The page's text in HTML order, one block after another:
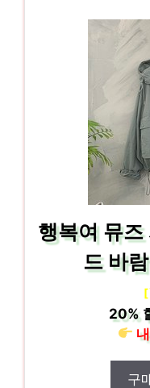
행복여 뮤즈
드 바
[
20%
구